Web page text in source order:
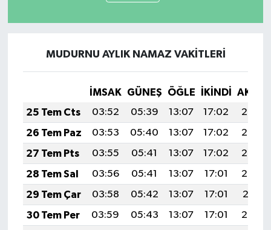
MUDURNU AYLIK NAMAZ VAKITLERI
İMSAK GÜNEŞ ÖĞLE İKINDI
25 Tem Cts
03:52 05:39 13:07 17:02
20:25
26 Tem Paz
03:53 05:40 13:07 17:02
20:24
27 Tem Pts
03:55 05:41 13:07 17:02
20:23
28 Tem Sal
03:56 05:41 13:07 17:01
20:22
29 Tem Çar
03:58 05:42 13:07 17:01
20:21
30 Tem Per
03:59 05:43 13:07 17:01
20:20